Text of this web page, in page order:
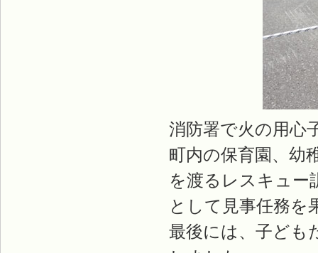
消防署で火の用心
町内の保育園、幼
を渡るレスキュー
として見事任務を
最後には、子ども